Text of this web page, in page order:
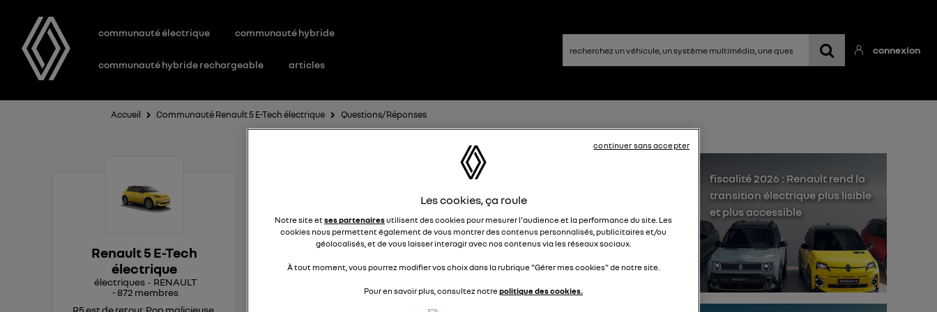
communauté électrique communauté hybride
communauté hybride rechargeable articles
connexion
Accueil Communauté Renault 5 E-Tech électrique Questions/Réponses
Renault 5 E-Tech
électrique
électriques
RENAULT
-872 membres
R5 est de retour. Pop malicieuse,
Panne moteur électrique
Le21 septembre 2025à22:51
En roulant à environ 40km/h, affichage du message « panne
voiture, impossible de la redémarrer, appel d'une dépanneuse avec
Renault assistance, la voiture est neuve, elle a à peine plus de 300
fiscalité 2026 : Renault rend la
transition électrique plus lisible
et plus accessible
Les cookies, ça roule
Notre site etses partenairesutilisent des cookies pour mesurer l'audience et la performance du site. Les
cookies nous permettent également de vous montrer des contenus personnalisés, publicitaires et/ou
géolocalisés, et de vous laisser interagir avec nos contenus via les réseaux sociaux.
À tout moment, vous pourrez modifier vos choix dans la rubrique "Gérer mes cookies" de notre site.
Pour en savoir plus, consultez notrepolitique des cookies.
continuer sans accepter